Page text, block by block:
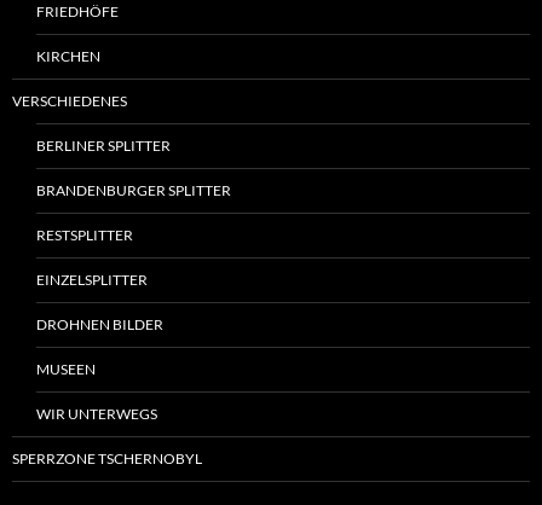
FRIEDHÖFE
KIRCHEN
VERSCHIEDENES
BERLINER SPLITTER
BRANDENBURGER SPLITTER
RESTSPLITTER
EINZELSPLITTER
DROHNEN BILDER
MUSEEN
WIR UNTERWEGS
SPERRZONE TSCHERNOBYL